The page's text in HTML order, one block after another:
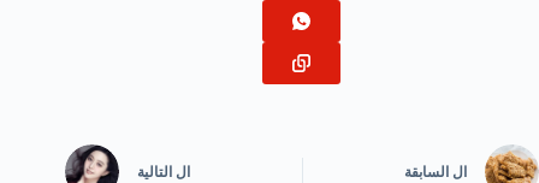
ال السابقة ال التالية